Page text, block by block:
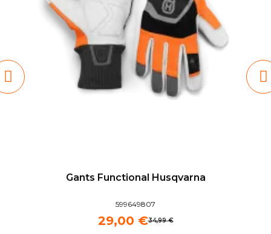
Gants Functional Husqvarna
599649807
34,99 €
29,00 €